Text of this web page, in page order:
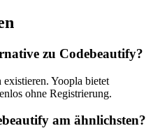
zu Codebeautify?
existieren. Yoopla bietet
ohne Registrierung.
am ähnlichsten?